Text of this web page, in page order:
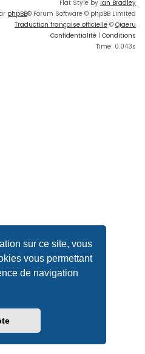
sur ce site, vous
vous permettant
de navigation
Flat Style by Ian Bradley
phpBB® Forum Software © phpBB Limited
Traduction française officielle © Qiaeru
Confidentialité | Conditions
Time: 0.043s